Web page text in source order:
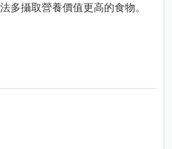
多攝取營養價值更高的食物。